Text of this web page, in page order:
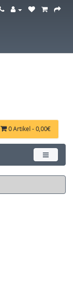
0 Artikel - 0,00€
Menü